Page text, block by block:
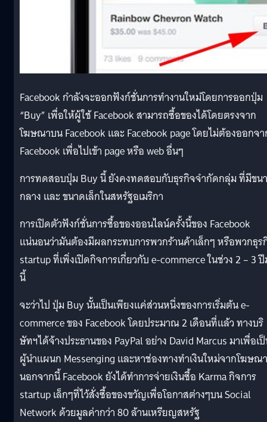
Facebook กำลังจะออกฟังก์ชั่นการทำงานใหม่โดยการออกปุ่ม
“Buy” เพื่อให้ผู้ใช้ Facebook สามารถซื้อของได้โดยตรงจาก
โฆษณาบน Facebook และ Facebook page โดยไม่ต้องออกจ
Facebook เพื่อไปเข้า page หรือ web อื่นๆ
การทดสอบปุ่ม Buy นี้ ยังคงทดสอบกับธุรกิจจำกัดกลุ่ม ที่มีขน
กลาง และ ขนาดเล็กในสหรัฐอเมริกา
การเปิดตัวฟังก์ชั่นการซื้อของออนไลน์ครั้งนี้ของ Facebook
แน่นอนว่ามันต้องมีผลกระทบการพวกร้านค้าเล็กๆ หรือพวกธุร
startup ที่เพิ่งเปิดกิจการเกี่ยวกับ e-commerce ในช่วง 2 – 3
นี้
จะว่าไป ปุ่ม Buy นั้นเป็นเพียงแค่ส่วนหนึ่งของการเริ่มต้น e-
commerce ของ Facebook โดยประมาณ 2 เดือนที่แล้ว ทางบริ
ษัทฯได้จ้างประธานของ PayPal อย่าง David Marcus มาเพื่อเ
ผู้นำแผนก Messenging และหาช่องทางทำเงินใหม่จากโฆษณา
นอกจากนี้ Facebook ยังได้ทำการจ่ายเงินซื้อ Karma กิจการ
startup เล็กๆที่ไว้สั่งซื้อของขวัญเพื่อโอกาสต่างๆบน Social
Network ด้วยมูลค่ากว่า 80 ล้านเหรียญสหรัฐ